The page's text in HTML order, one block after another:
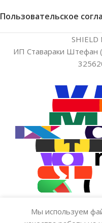
Пользовательское
SHIELD
ИП Ставараки
Мы используем
Значок — Alcest